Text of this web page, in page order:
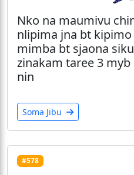
Nko na maumivu
nlipima jna bt
mimba bt sjaona
zinakam taree 3
nin
Soma Jibu
#578